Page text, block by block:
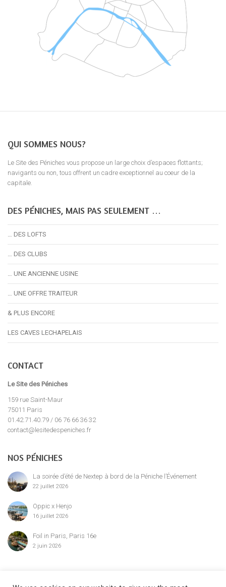
QUI SOMMES NOUS?
Le Site des Péniches vous propose un large choix d’espaces flottants;
navigants ou non, tous offrent un cadre exceptionnel au coeur de la
capitale.
DES PÉNICHES, MAIS PAS SEULEMENT …
… DES LOFTS
… DES CLUBS
… UNE ANCIENNE USINE
… UNE OFFRE TRAITEUR
& PLUS ENCORE
LES CAVES LECHAPELAIS
CONTACT
Le Site des Péniches
159 rue Saint-Maur
75011 Paris
01.42.71.40.79 / 06 76 66 36 32
contact@lesitedespeniches.fr
NOS PÉNICHES
La soirée d’été de Nextep à bord de la Péniche l’Événement
22 juillet 2026
Oppic x Henjo
16 juillet 2026
Foil in Paris, Paris 16e
2 juin 2026